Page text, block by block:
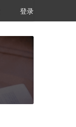
登录